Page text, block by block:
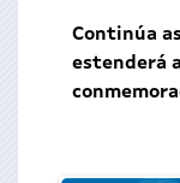
Continúa
estenderá